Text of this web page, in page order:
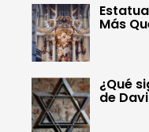
Más
¿Qué
de